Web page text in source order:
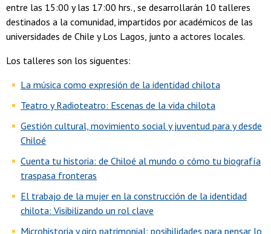
entre las 15:00 y las 17:00 hrs., se desarrollarán 10 talleres
destinados a la comunidad, impartidos por académicos de las
universidades de Chile y Los Lagos, junto a actores locales.
Los talleres son los siguentes:
La música como expresión de la identidad chilota
Teatro y Radioteatro: Escenas de la vida chilota
Gestión cultural, movimiento social y juventud para y desde
Chiloé
Cuenta tu historia: de Chiloé al mundo o cómo tu biografía
traspasa fronteras
El trabajo de la mujer en la construcción de la identidad
chilota: Visibilizando un rol clave
Microhistoria y giro patrimonial: posibilidades para pensar lo